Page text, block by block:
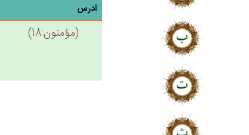
آدرس
(مؤمنون:18)